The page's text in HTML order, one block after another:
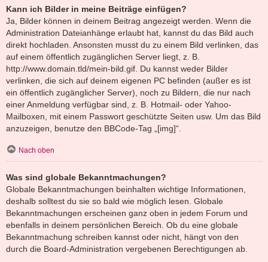
Kann ich Bilder in meine Beiträge einfügen?
Ja, Bilder können in deinem Beitrag angezeigt werden. Wenn die
Administration Dateianhänge erlaubt hat, kannst du das Bild auch
direkt hochladen. Ansonsten musst du zu einem Bild verlinken, das
auf einem öffentlich zugänglichen Server liegt, z. B.
http://www.domain.tld/mein-bild.gif. Du kannst weder Bilder
verlinken, die sich auf deinem eigenen PC befinden (außer es ist
ein öffentlich zugänglicher Server), noch zu Bildern, die nur nach
einer Anmeldung verfügbar sind, z. B. Hotmail- oder Yahoo-
Mailboxen, mit einem Passwort geschützte Seiten usw. Um das Bild
anzuzeigen, benutze den BBCode-Tag „[img]“.
Nach oben
Was sind globale Bekanntmachungen?
Globale Bekanntmachungen beinhalten wichtige Informationen,
deshalb solltest du sie so bald wie möglich lesen. Globale
Bekanntmachungen erscheinen ganz oben in jedem Forum und
ebenfalls in deinem persönlichen Bereich. Ob du eine globale
Bekanntmachung schreiben kannst oder nicht, hängt von den
durch die Board-Administration vergebenen Berechtigungen ab.